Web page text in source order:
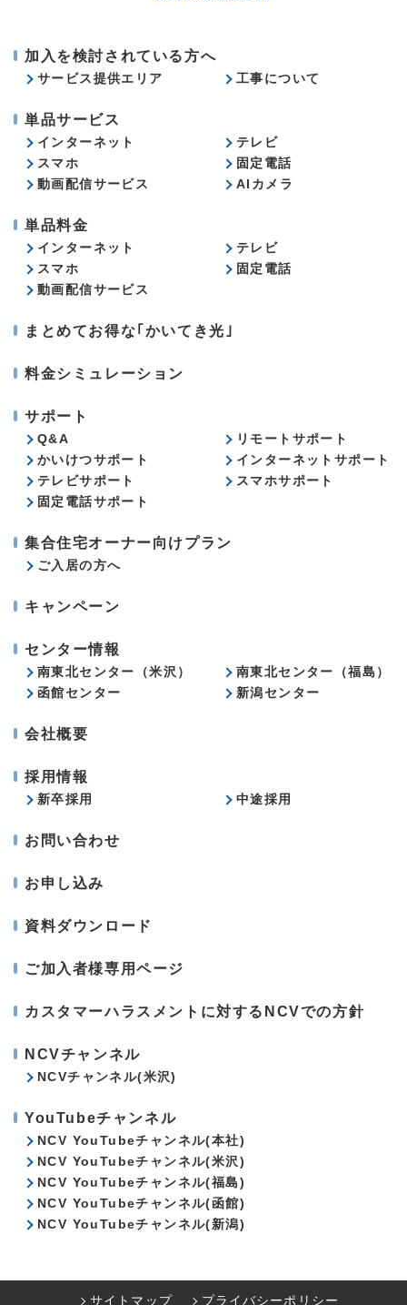
加入を検討されている方へ
サービス提供エリア 工事について
単品サービス
インターネット
テレビ
スマホ
固定電話
動画配信サービス
AIカメラ
単品料金
インターネット
テレビ
スマホ
固定電話
動画配信サービス
まとめてお得な｢かいてき光｣
料金シミュレーション
サポート
Q&A
リモートサポート
かいけつサポート
インターネットサポート
テレビサポート
スマホサポート
固定電話サポート
集合住宅オーナー向けプラン
ご入居の方へ
キャンペーン
センター情報
南東北センター（米沢）
南東北センター（福島）
函館センター
新潟センター
会社概要
採用情報
新卒採用 中途採用
お問い合わせ
お申し込み
資料ダウンロード
ご加入者様専用ページ
カスタマーハラスメントに対するNCVでの方針
NCVチャンネル
NCVチャンネル(米沢)
YouTubeチャンネル
NCV YouTubeチャンネル(本社)
NCV YouTubeチャンネル(米沢)
NCV YouTubeチャンネル(福島)
NCV YouTubeチャンネル(函館)
NCV YouTubeチャンネル(新潟)
サイトマップ プライバシーポリシー